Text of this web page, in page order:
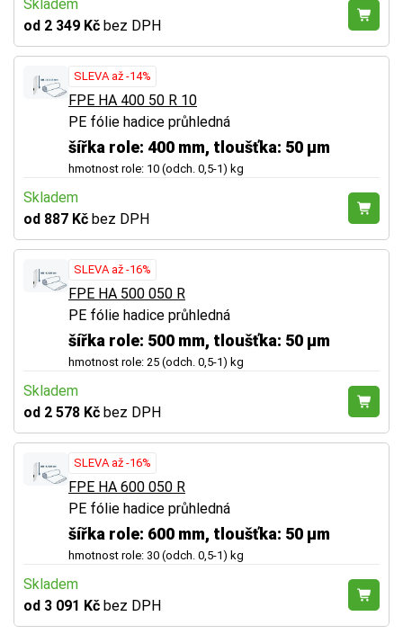
Skladem
od 2 349 Kč bez DPH
SLEVA až -14%
FPE HA 400 50 R 10
PE fólie hadice průhledná
šířka role: 400 mm, tloušťka: 50 µm
hmotnost role: 10 (odch. 0,5-1) kg
Skladem
od 887 Kč bez DPH
SLEVA až -16%
FPE HA 500 050 R
PE fólie hadice průhledná
šířka role: 500 mm, tloušťka: 50 µm
hmotnost role: 25 (odch. 0,5-1) kg
Skladem
od 2 578 Kč bez DPH
SLEVA až -16%
FPE HA 600 050 R
PE fólie hadice průhledná
šířka role: 600 mm, tloušťka: 50 µm
hmotnost role: 30 (odch. 0,5-1) kg
Skladem
od 3 091 Kč bez DPH